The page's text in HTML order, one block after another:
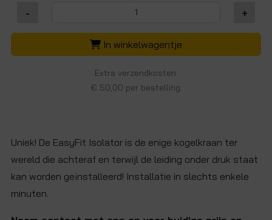
- +
In winkelwagentje
Extra verzendkosten:
€ 50,00 per bestelling.
Uniek! De EasyFit Isolator is de enige kogelkraan ter
wereld die achteraf en terwijl de leiding onder druk staat
kan worden geïnstalleerd! Installatie in slechts enkele
minuten.